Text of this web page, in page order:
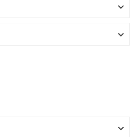


